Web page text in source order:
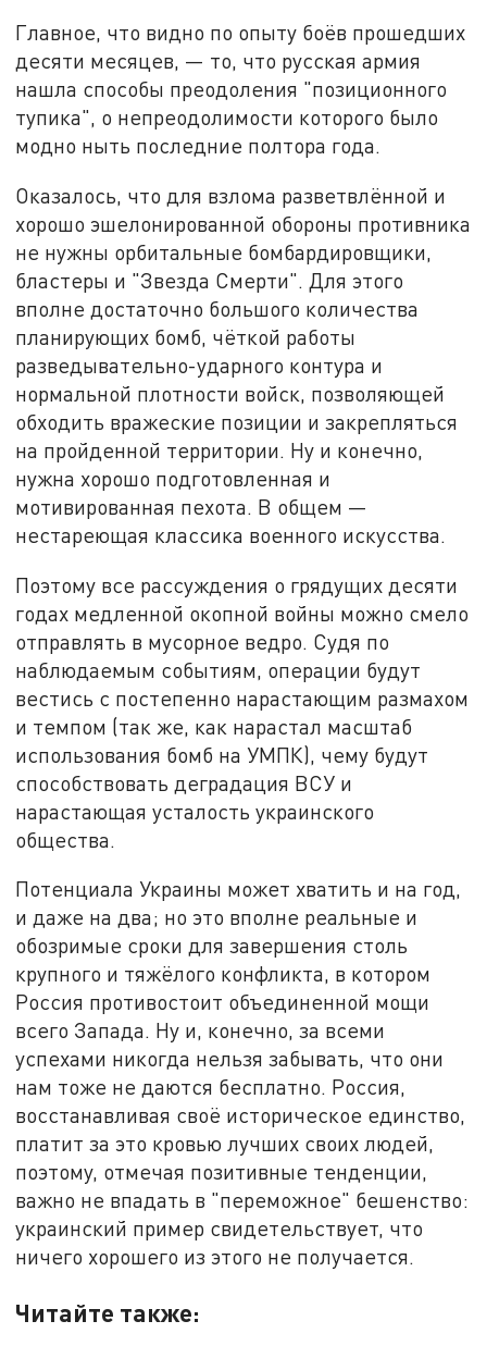
Главное, что видно по опыту боёв прошедших
десяти месяцев, — то, что русская армия
нашла способы преодоления "позиционного
тупика", о непреодолимости которого было
модно ныть последние полтора года.
Оказалось, что для взлома разветвлённой и
хорошо эшелонированной обороны противника
не нужны орбитальные бомбардировщики,
бластеры и "Звезда Смерти". Для этого
вполне достаточно большого количества
планирующих бомб, чёткой работы
разведывательно-ударного контура и
нормальной плотности войск, позволяющей
обходить вражеские позиции и закрепляться
на пройденной территории. Ну и конечно,
нужна хорошо подготовленная и
мотивированная пехота. В общем —
нестареющая классика военного искусства.
Поэтому все рассуждения о грядущих десяти
годах медленной окопной войны можно смело
отправлять в мусорное ведро. Судя по
наблюдаемым событиям, операции будут
вестись с постепенно нарастающим размахом
и темпом (так же, как нарастал масштаб
использования бомб на УМПК), чему будут
способствовать деградация ВСУ и
нарастающая усталость украинского
общества.
Потенциала Украины может хватить и на год,
и даже на два; но это вполне реальные и
обозримые сроки для завершения столь
крупного и тяжёлого конфликта, в котором
Россия противостоит объединенной мощи
всего Запада. Ну и, конечно, за всеми
успехами никогда нельзя забывать, что они
нам тоже не даются бесплатно. Россия,
восстанавливая своё историческое единство,
платит за это кровью лучших своих людей,
поэтому, отмечая позитивные тенденции,
важно не впадать в "переможное" бешенство:
украинский пример свидетельствует, что
ничего хорошего из этого не получается.
Читайте также: